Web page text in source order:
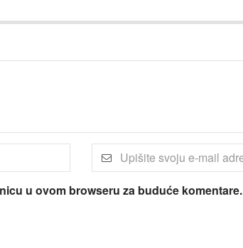
u ovom browseru za buduće komentare.